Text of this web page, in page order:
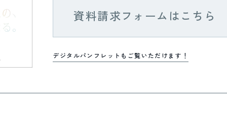
資料請求フォームはこちら
デジタルパンフレットもご覧いただけます！